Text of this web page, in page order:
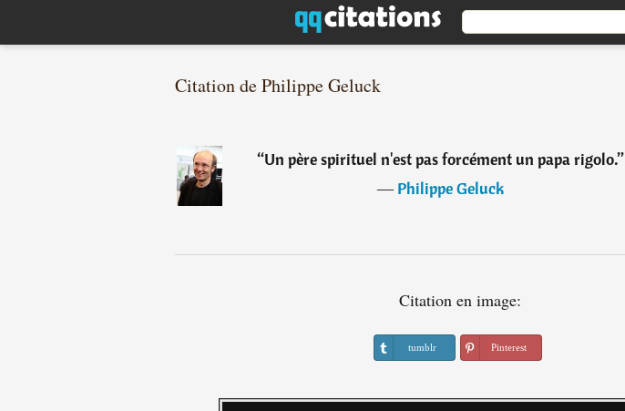
Citation de Philippe Geluck
“Un père spirituel n'est pas forcément un papa rigolo.”
―Philippe Geluck
Citation en image:
tumblr Pinterest